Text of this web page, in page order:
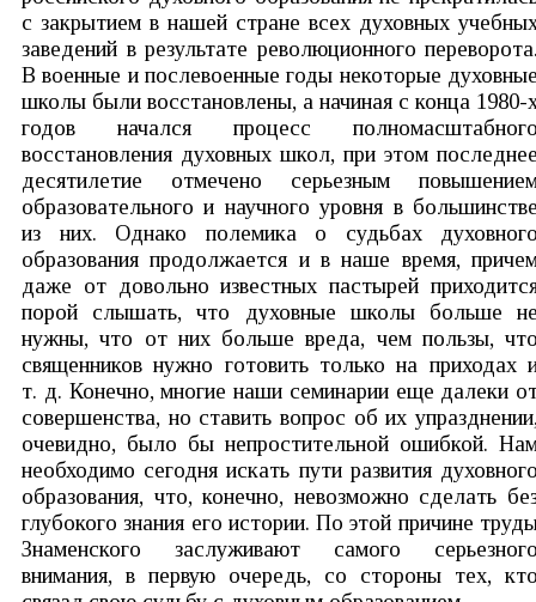
с закрытием в нашей стране всех духовных
заведений в результате революционного
В военные и послевоенные годы некоторые
школы были восстановлены, а начиная с конца 1980-
годов начался процесс
восстановления духовных школ, при этом
десятилетие отмечено серьезным
образовательного и научного уровня в
из них. Однако полемика о судьбах
образования продолжается и в наше время,
даже от довольно известных пастырей
порой слышать, что духовные школы больше
нужны, что от них больше вреда, чем пользы,
священников нужно готовить только на приходах
т. д. Конечно, многие наши семинарии еще далеки
совершенства, но ставить вопрос об их
очевидно, было бы непростительной ошибкой.
необходимо сегодня искать пути развития
образования, что, конечно, невозможно сделать
глубокого знания его истории. По этой причине
Знаменского заслуживают самого
внимания, в первую очередь, со стороны тех,